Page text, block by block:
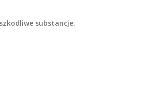
substancje.